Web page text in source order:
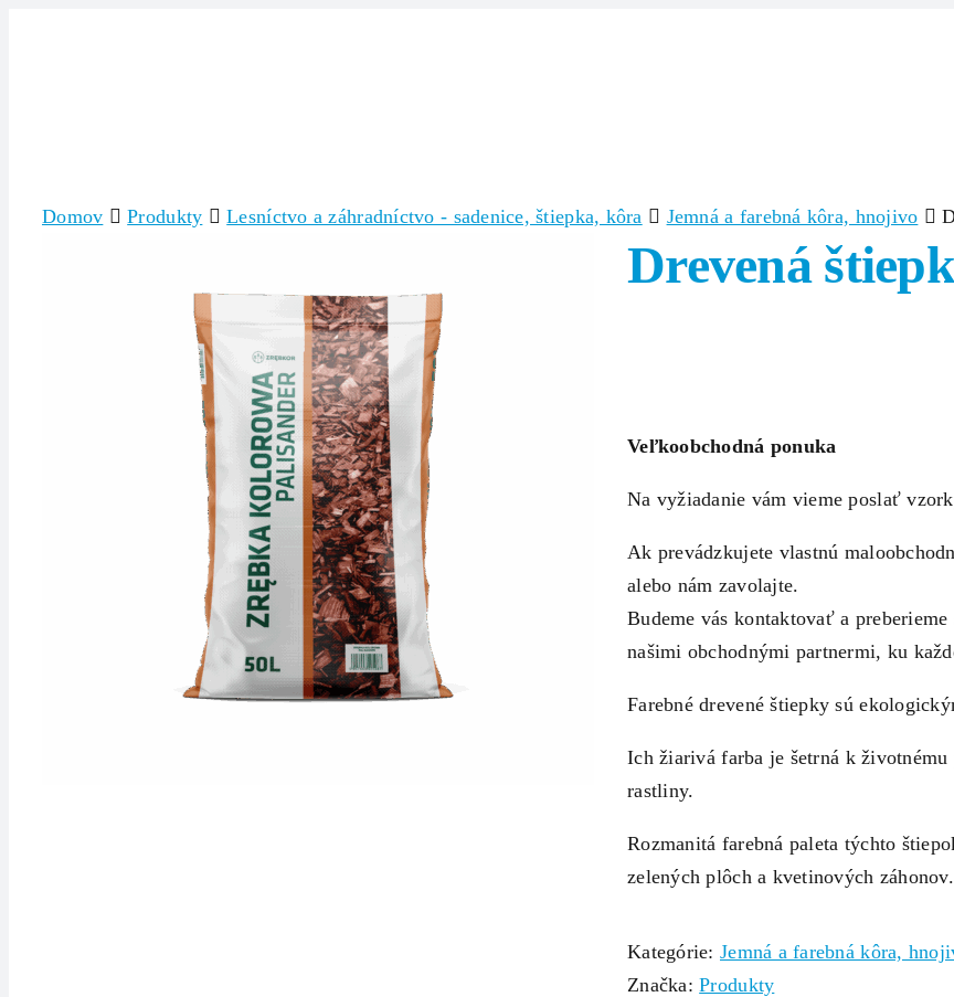
Domov Produkty Lesníctvo a záhradníctvo - sadenice, štiepka, kôra Jemná a farebná kôra, hnojivo
Drevená
Veľkoobchodná ponuka
Na vyžiadanie vám vieme poslať
Ak prevádzkujete vlastnú
alebo nám zavolajte.
Budeme vás kontaktovať a
našimi obchodnými partnermi, ku
Farebné drevené štiepky sú
Ich žiarivá farba je šetrná k
rastliny.
Rozmanitá farebná paleta týchto
zelených plôch a kvetinových záhonov.
Kategórie: Jemná a farebná kôra,
Značka:Produkty